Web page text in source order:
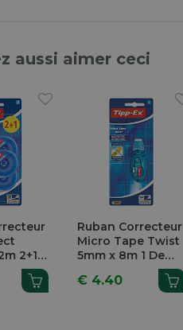
aussi aimer ceci
2+1 3
Ruban Correcteur
Micro Tape Twist
5mm x 8m 1 De
L'Assortiment
€ 4.40